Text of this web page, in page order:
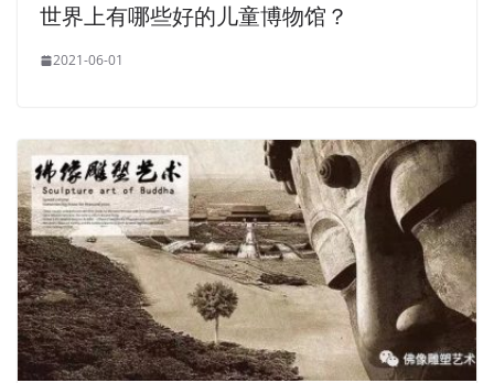
世界上有哪些好的儿童博物馆？
2021-06-01